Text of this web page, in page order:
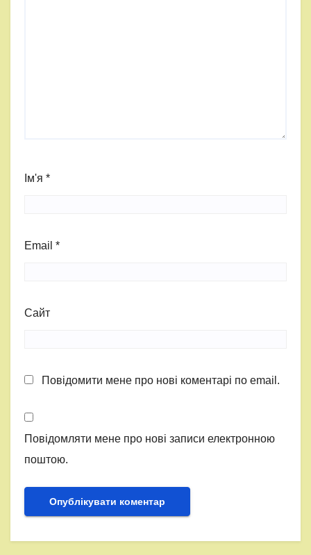
Ім'я *
Email *
Сайт
Повідомити мене про нові коментарі по email.
Повідомляти мене про нові записи електронною
поштою.